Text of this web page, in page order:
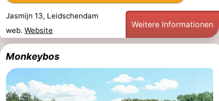
Nordholland
-
Natur
Schoorlse
-
Bergen
-
Jasmijn 13, Leidschendam
web. Website
Weitere Informationen
Monkeybos